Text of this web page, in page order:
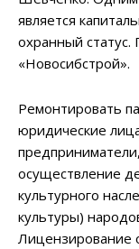
является
охранный
«Новосибстрой».
Ремонтировать
юридические
осуществление
культурного
культуры)
Лицензирование